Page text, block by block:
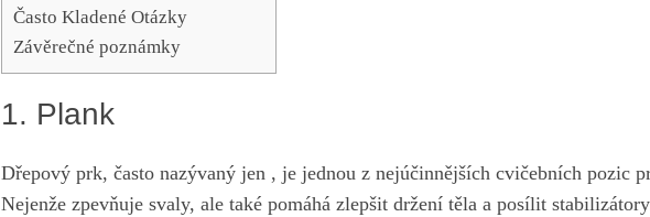
Často Kladené Otázky
Závěrečné poznámky
1. Plank
Dřepový prk, často nazývaný jen , je jednou z nejúčinnějších cvičebních pozic
Nejenže zpevňuje svaly, ale také pomáhá zlepšit držení‌ těla a posílit